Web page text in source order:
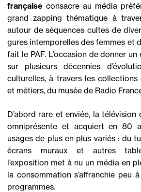
française consacre au média
grand zapping thématique à
autour de séquences cultes de
gures intemporelles des femmes et
fait le PAF. L’occasion de donner
sur plusieurs décennies
culturelles, à travers les
et métiers, du musée de Radio
D’abord rare et enviée, la
omniprésente et acquiert en 80
usages de plus en plus variés : du
écrans muraux et autres
l’exposition met à nu un média en
la consommation s’affranchie peu
programmes.